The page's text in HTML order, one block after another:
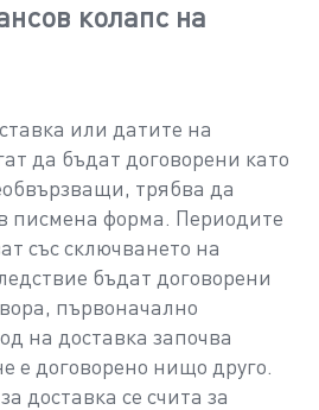
колапс на
или датите на
да бъдат договорени като
трябва да
писмена форма. Периодите
със сключването на
бъдат договорени
първоначално
на доставка започва
е договорено нищо друго.
доставка се счита за